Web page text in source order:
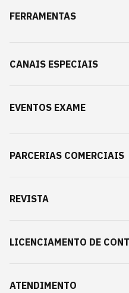
FERRAMENTAS
CANAIS ESPECIAIS
EVENTOS EXAME
PARCERIAS COMERCIAIS
REVISTA
LICENCIAMENTO DE
ATENDIMENTO